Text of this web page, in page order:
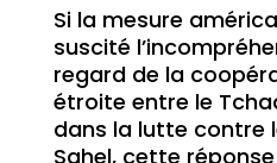
Si la mesure
suscité
regard de la
étroite entre le
dans la lutte contre
Sahel, cette